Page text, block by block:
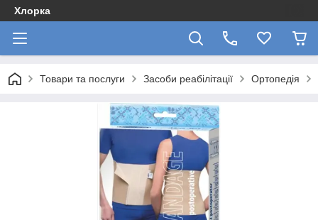
Хлорка
Товари та послуги Засоби реабілітації Ортопедія